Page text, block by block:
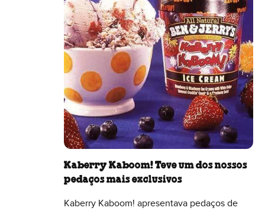
Kaberry Kaboom! Teve um dos nossos
pedaços mais exclusivos
Kaberry Kaboom! apresentava pedaços de